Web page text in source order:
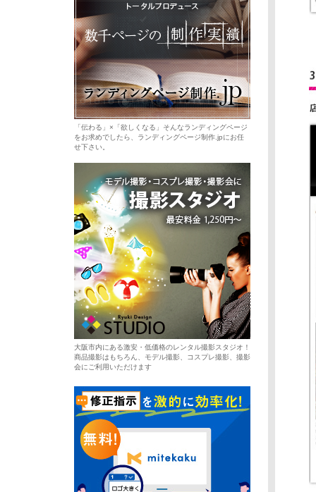
「伝わる」×「欲しくなる」そんなランディングページ
をお求めでしたら、ランディングページ制作.jpにお任
せ下さい。
大阪市内にある激安・低価格のレンタル撮影スタジオ！
商品撮影はもちろん、モデル撮影、コスプレ撮影、撮影
会にご利用いただけます